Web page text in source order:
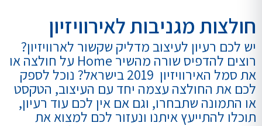
חולצות מגניבות לאירוויזיון
יש לכם רעיון לעיצוב מדליק שקשור לארוויזיון?
רוצים להדפיס שורה מהשיר Home על חולצה או
את סמל האירוויזיון 2019 בישראל? נוכל לספק
לכם את החולצה עצמה יחד עם העיצוב, הטקסט
או התמונה שתבחרו, וגם אם אין לכם עוד רעיון,
תוכלו להתייעץ איתנו ונעזור לכם למצוא את